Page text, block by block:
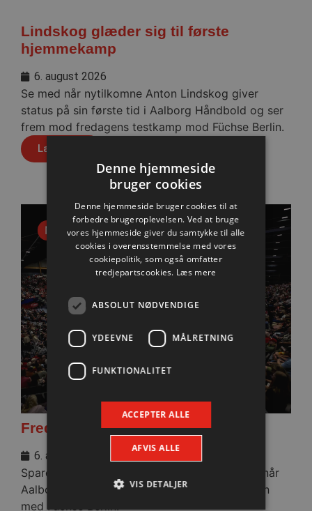
Lindskog glæder sig til første
hjemmekamp
6. august 2026
Se med når nytilkomne Anton Lindskog giver
status på sin første tid i Aalborg Håndbold og ser
frem mod fredagens testkamp mod Füchse Berlin.
Læs mere
Nyhed
Fredagens testbrag totalt udsolgt
6. august 2026
Sparekassen Danmark Arena bliver helt fyldt, når
Aalborg Håndbold fredag aften tørner sammen
med Füchse Berlin.
Denne hjemmeside
bruger cookies
Denne hjemmeside bruger cookies til at
forbedre brugeroplevelsen. Ved at bruge
vores hjemmeside giver du samtykke til alle
cookies i overensstemmelse med vores
cookiepolitik, som også omfatter
tredjepartscookies. Læs mere
ABSOLUT NØDVENDIGE
YDEEVNE MÅLRETNING
FUNKTIONALITET
ACCEPTER ALLE
AFVIS ALLE
VIS DETALJER